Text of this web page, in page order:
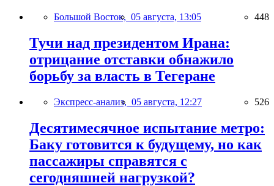
Большой Восток, 05 августа, 13:05 448
Тучи над президентом Ирана:
отрицание отставки обнажило
борьбу за власть в Тегеране
Экспресс-анализ, 05 августа, 12:27 526
Десятимесячное испытание метро:
Баку готовится к будущему, но как
пассажиры справятся с
сегодняшней нагрузкой?